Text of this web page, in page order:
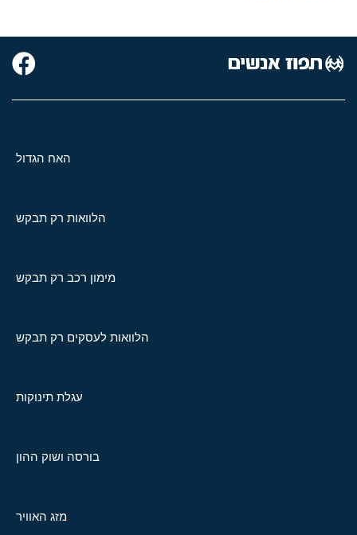
האח הגדול
הלוואות רק תבקש
מימון רכב רק תבקש
הלוואות לעסקים רק תבקש
עגלת תינוקות
בורסה ושוק ההון
מזג האוויר